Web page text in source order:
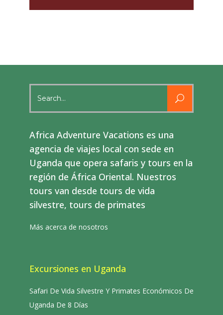
for:
Africa Adventure Vacations es una
agencia de viajes local con sede en
Uganda que opera safaris y tours en la
región de África Oriental. Nuestros
tours van desde tours de vida
silvestre, tours de primates
Más acerca de nosotros
Excursiones en Uganda
Safari De Vida Silvestre Y Primates Económicos De
Uganda De 8 Días